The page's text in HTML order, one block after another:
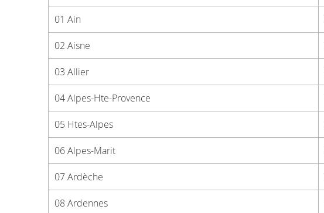
01 Ain
02 Aisne
03 Allier
04 Alpes-Hte-Provence
05 Htes-Alpes
06 Alpes-Marit
07 Ardèche
08 Ardennes